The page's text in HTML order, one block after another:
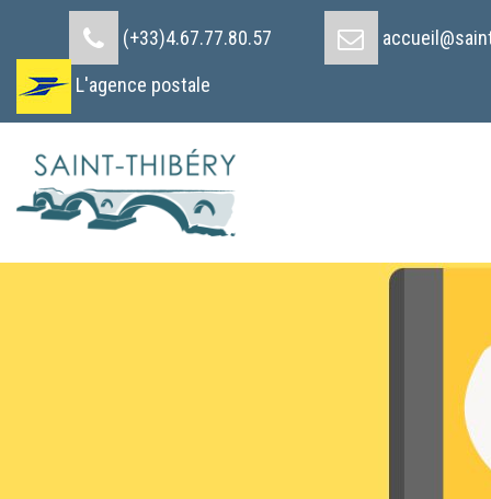
(+33)4.67.77.80.57
L'agence postale
Cookies management panel